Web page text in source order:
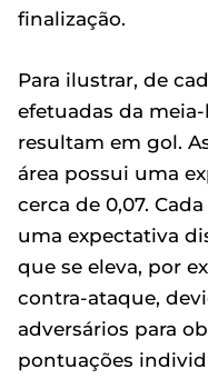
finalização.
Para ilustrar, de
efetuadas da
resultam em gol.
área possui uma
cerca de 0,07.
uma expectativa
que se eleva, por
contra-ataque,
adversários para
pontuações